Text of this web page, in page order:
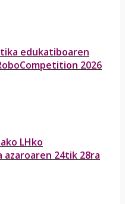
edukatiboaren
2026
LHko
azaroaren 24tik 28ra